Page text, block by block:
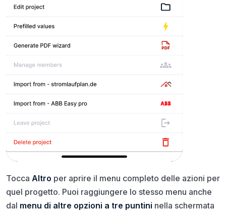
Tocca Altro per aprire il menu completo delle azioni per
quel progetto. Puoi raggiungere lo stesso menu anche
dal menu di altre opzioni a tre puntini nella schermata